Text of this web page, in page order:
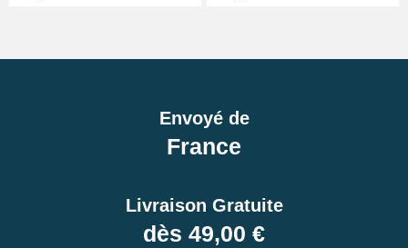
Envoyé de
France
Livraison Gratuite
dès 49,00 €